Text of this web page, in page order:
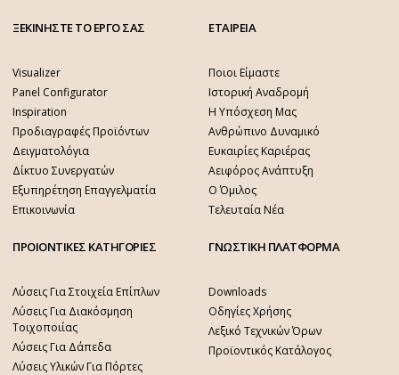
ΞΕΚΙΝΗΣΤΕ ΤΟ ΕΡΓΟ ΣΑΣ
Visualizer
Panel Configurator
Inspiration
Προδιαγραφές Προϊόντων
Δειγματολόγια
Δίκτυο Συνεργατών
Εξυπηρέτηση Επαγγελματία
Επικοινωνία
ΕΤΑΙΡΕΙΑ
Ποιοι Είμαστε
Ιστορική Αναδρομή
Η Υπόσχεση Μας
Ανθρώπινο Δυναμικό
Ευκαιρίες Καριέρας
Αειφόρος Ανάπτυξη
Ο Όμιλος
Τελευταία Νέα
ΠΡΟΙΟΝΤΙΚΕΣ ΚΑΤΗΓΟΡΙΕΣ
Λύσεις Για Στοιχεία Επίπλων
Λύσεις Για Διακόσμηση
Τοιχοποιίας
Λύσεις Για Δάπεδα
Λύσεις Υλικών Για Πόρτες
ΓΝΩΣΤΙΚΗ ΠΛΑΤΦΟΡΜΑ
Downloads
Οδηγίες Χρήσης
Λεξικό Τεχνικών Όρων
Προϊοντικός Κατάλογος